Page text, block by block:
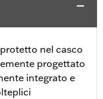
nel casco
progettato
integrato e